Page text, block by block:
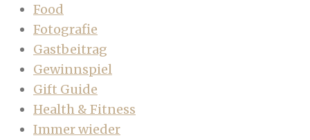
Food
Fotografie
Gastbeitrag
Gewinnspiel
Gift Guide
Health & Fitness
Immer wieder